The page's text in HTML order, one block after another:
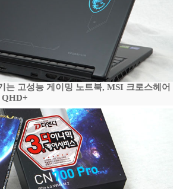
는 고성능 게이밍 노트북, MSI 크로스헤어